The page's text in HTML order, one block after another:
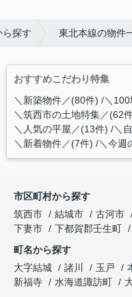
ら探す 東北本線の物件
おすすめこだわり特集
＼新築物件／(80件) ＼100
＼筑西市の土地特集／(62
＼人気の平屋／(13件) ＼
＼新着物件／(7件) ＼今週
市区町村から探す
筑西市
結城市 古河市
下妻市
下都賀郡壬生町
町名から探す
大字結城
諸川 玉戸
新福寺
水海道諏訪町